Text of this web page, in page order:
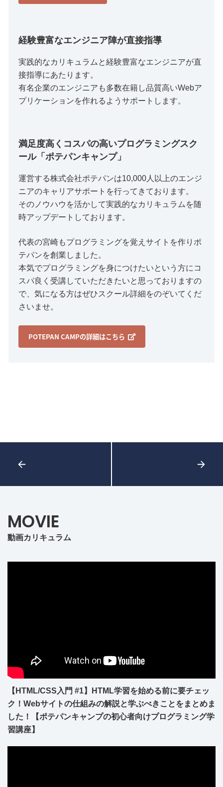
経験豊富なエンジニア陣が直接指導
実践的なカリキュラムと経験豊富なエンジニアが直
接指導にあたります。
有名企業のエンジニアも多数在籍し品質高いWebア
プリケーションを作れるようサポートします。
満足度高くコスパの高いプログラミングスク
ール「ポテパンキャンプ」
運営する株式会社ポテパンは10,000人以上のエンジ
ニアのキャリアサポートを行ってきております。
そのノウハウを活かして実践的なカリキュラムを随
時アップデートしております。
代表の宮崎もプログラミングを覚えサイトを作りポ
テパンを創業しました。
本気でプログラミングを身につけたいという方にコ
スパ良く受講していただきたいと思っておりますの
で、気になる方はぜひスクール詳細をのぞいてくだ
さいませ。
POTEPAN CAMPの詳細はこちら
MOVIE
動画カリキュラム
【HTML/CSS入門 #1】HTML学習を始める前に要チェッ
ク！Webサイトの仕組みの解説と学ぶべきことをまとめま
した！【ポテパンキャンプの初心者向けプログラミング学
習講座】